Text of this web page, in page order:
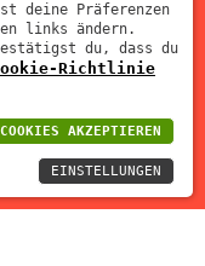
| REA: VR-212311
€
deine Präferenzen
links ändern.
du, dass du
Richtlinie
AKZEPTIEREN
EINSTELLUNGEN